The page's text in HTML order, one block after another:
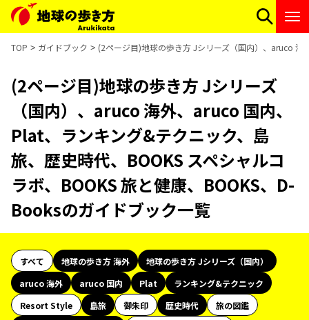
TOP ガイドブック (2ページ目)地球の歩き方 Jシリーズ（国内）、aruco
(2ページ目)地球の歩き方 Jシリーズ
（国内）、aruco 海外、aruco 国内、
Plat、ランキング&テクニック、島
旅、歴史時代、BOOKS スペシャルコ
ラボ、BOOKS 旅と健康、BOOKS、D-
Booksのガイドブック一覧
すべて 地球の歩き方 海外
地球の歩き方 Jシリーズ（国内）
aruco 海外
aruco 国内 Plat
ランキング&テクニック
Resort Style
島旅 御朱印 歴史時代
旅の図鑑